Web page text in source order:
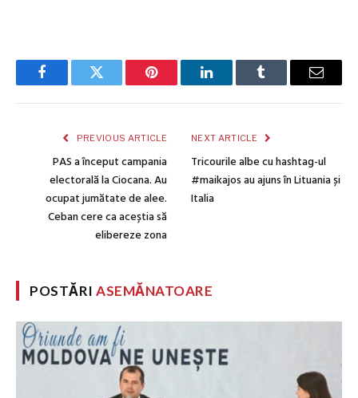
FacebookTwitter Pinterest LinkedInTumblr Email
PREVIOUS ARTICLE
PAS a început campania
electorală la Ciocana. Au
ocupat jumătate de alee.
Ceban cere ca aceștia să
elibereze zona
NEXT ARTICLE
Tricourile albe cu hashtag-ul
#maikajos au ajuns în Lituania și
Italia
POSTĂRIASEMĂNATOARE